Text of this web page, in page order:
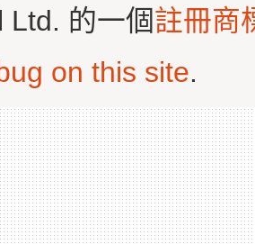
Ltd. 的一個註冊商
on this site.